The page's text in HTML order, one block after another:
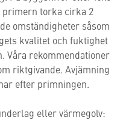
primern torka cirka 2
omständigheter såsom
kvalitet och fuktighet
Våra rekommendationer
riktgivande. Avjämning
efter primningen.
eller värmegolv: